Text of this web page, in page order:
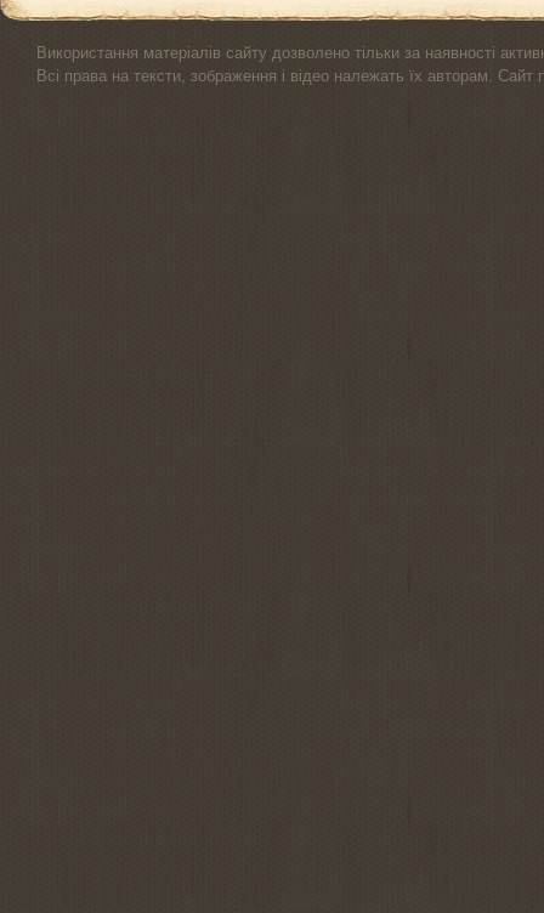
Використання матеріалів сайту дозволено тільки за наявності
Всі права на тексти, зображення і відео належать їх авторам.